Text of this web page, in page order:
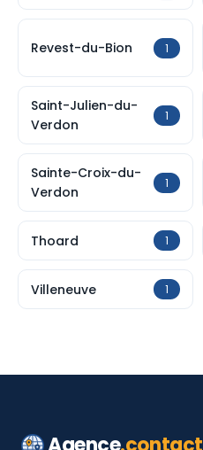
Revest-du-Bion 1
Saint-Julien-du-
Verdon
1
Sainte-Croix-du-
Verdon
1
Thoard 1
Villeneuve 1